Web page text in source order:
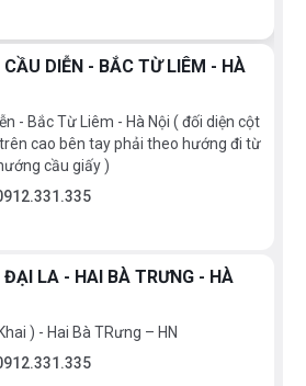
DIỄN - BẮC TỪ LIÊM - HÀ
- Bắc Từ Liêm - Hà Nội ( đối diện cột
cao bên tay phải theo hướng đi từ
cầu giấy )
ĐẠI LA - HAI BÀ TRƯNG - HÀ
) - Hai Bà TRưng – HN